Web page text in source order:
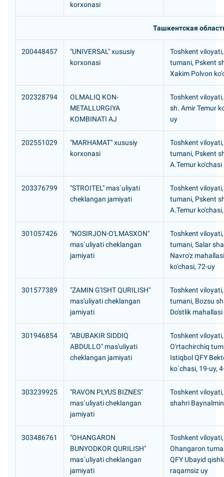
korxonasi
Ташкентская
200448457
"UNIVЕRSAL" xususiy
korxonasi
Toshkent
tumani, Pskent
Xakim Polvon
202328794
OLMALIQ KON-
METALLURGIYA
KOMBINATI AJ
Toshkent
sh. Amir Temur
uy
202551029
"MARHAMAT" xususiy
korxonasi
Toshkent
tumani, Pskent
A.Temur ko'chasi
203376799
"STROITEL" mas`uliyati
cheklangan jamiyati
Toshkent
tumani, Pskent
A.Temur
301057426
"NOSIRJON-O'LMASXON"
mas`uliyati cheklangan
jamiyati
Toshkent
tumani, Salar
Navro'z
ko'chasi, 72-uy
301577389
"ZAMIN G'ISHT QURILISH"
mas'uliyati cheklangan
jamiyati
Toshkent
tumani, Bozsu
Do'stlik mahallasi
301946854
"ABUBAKIR SIDDIQ
ABDULLO" mas'uliyati
cheklangan jamiyati
Toshkent viloyati,
O'rtachirchiq
Istiqbol QFY
ko`chasi, 19-uy,
303239925
"RAVON PLYUS BIZNES"
mas`uliyati cheklangan
jamiyati
Toshkent
shahri
303486761
"OHANGARON
BUNYODKOR QURILISH"
mas`uliyati cheklangan
jamiyati
Toshkent viloyati,
Ohangaron
QFY Ubayid
raqamsiz uy